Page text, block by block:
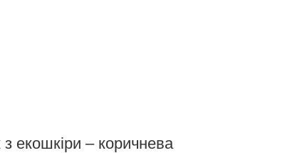
екошкіри – коричнева